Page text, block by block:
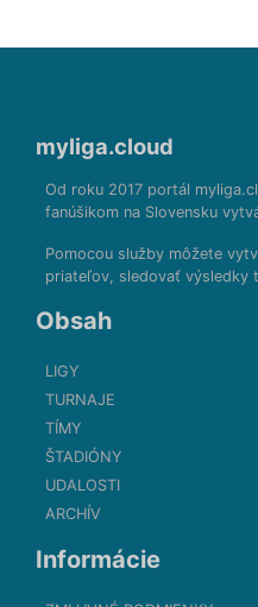
myliga.cloud
Od roku 2017 portál
fanúšikom na Slovensku
Pomocou služby môžete
priateľov, sledovať výsledky
Obsah
LIGY
TURNAJE
TÍMY
ŠTADIÓNY
UDALOSTI
ARCHÍV
Informácie